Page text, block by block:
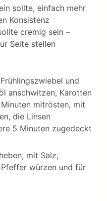
sollte, einfach mehr
Konsistenz
cremig sein –
Seite stellen
und
anschwitzen, Karotten
mitrösten, mit
die Linsen
5 Minuten zugedeckt
mit Salz,
würzen und für